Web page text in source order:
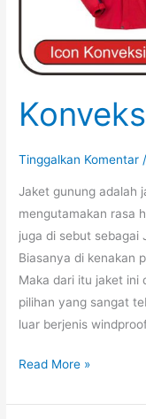
Tinggalkan Komentar
Jaket gunung adalah
mengutamakan rasa
juga di sebut sebagai
Biasanya di kenakan
Maka dari itu jaket ini
pilihan yang sangat
luar berjenis
Konveksi
Gunung
Read More »